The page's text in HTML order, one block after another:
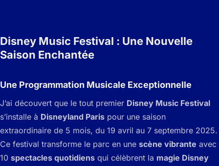
Disney Music Festival : Une Nouvelle
Saison Enchantée
Une Programmation Musicale Exceptionnelle
J’ai découvert que le tout premier Disney Music Festival
s’installe à Disneyland Paris pour une saison
extraordinaire de 5 mois, du 19 avril au 7 septembre 2025.
Ce festival transforme le parc en une scène vibrante avec
10 spectacles quotidiens qui célèbrent la magie Disney